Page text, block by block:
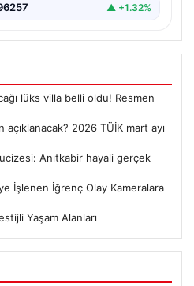
▲ +1.32%
lüks villa belli oldu! Resmen
2026 TÜİK mart ayı
Anıtkabir hayali gerçek
İşlenen İğrenç Olay Kameralara
Yaşam Alanları